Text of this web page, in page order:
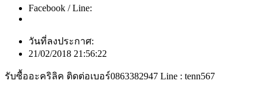
Facebook / Line:
วันที่ลงประกาศ:
21/02/2018 21:56:22
รับซื้ออะคริลิค ติดต่อเบอร์0863382947 Line : tenn567